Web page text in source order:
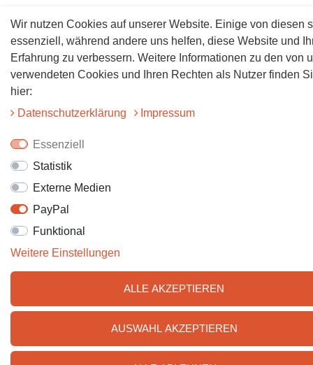
Wir nutzen Cookies auf unserer Website. Einige von diesen
essenziell, während andere uns helfen, diese Website und
Erfahrung zu verbessern. Weitere Informationen zu den von
verwendeten Cookies und Ihren Rechten als Nutzer finden
hier:
Daten­schutz­erklärung
Impressum
Essenziell
Statistik
Externe Medien
PayPal
Funktional
Weitere Einstellungen
ALLE AKZEPTIEREN
AUSWAHL AKZEPTIEREN